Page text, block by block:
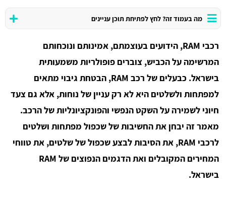
מה בעמוד זה? לחץ לפתיחת תוכן עניינים
רכבי RAM, הידועים בעוצמתם, אמינותם ונוכחותם
המרשימה על הכביש, צוברים פופולריות משמעותית
בישראל. כבעלים של רכב RAM, הבטחת גיבוי מתאים
למפתחות ולשלטים היא לא רק עניין של נוחות, אלא גם צעד
חיוני לשמירה על השקט הנפשי והפונקציונליות של הרכב.
מאמר זה יבחן את החשיבות של שכפול מפתחות ושלטים
לרכבי RAM, את הסיבות לבצע שכפול של שלטים, את טווחי
המחירים המקובלים ואת הדגמים הנפוצים של RAM
בישראל.